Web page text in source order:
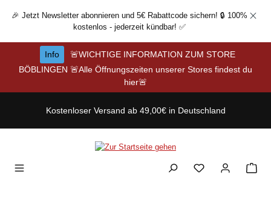
Zum Hauptinhalt springen
🎉 Jetzt Newsletter abonnieren und 5€ Rabattcode sichern! 🔒 100%
kostenlos - jederzeit kündbar! ✅
Info
🚨WICHTIGE INFORMATION ZUM STORE
BÖBLINGEN 🚨Alle Öffnungszeiten unserer Stores findest du
hier🚨
Kostenloser Versand ab 49,00€ in Deutschland